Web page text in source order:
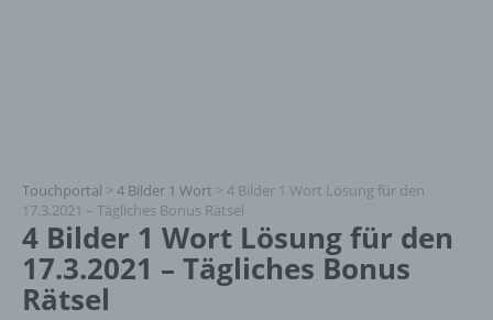
Touchportal > 4 Bilder 1 Wort > 4 Bilder 1 Wort Lösung für den
17.3.2021 – Tägliches Bonus Rätsel
4 Bilder 1 Wort Lösung für den
17.3.2021 – Tägliches Bonus
Rätsel